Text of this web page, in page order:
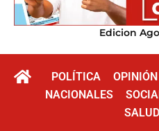
Edicion
POLÍTICA OPINIÓN
NACIONALES
SALUD